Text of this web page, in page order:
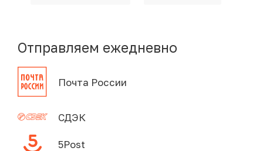
Отправляем ежедневно
Почта России
СДЭК
5Post